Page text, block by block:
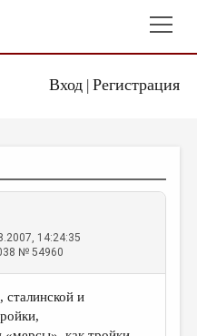
Вход| Регистрация
14:24:35
№ 54960
и